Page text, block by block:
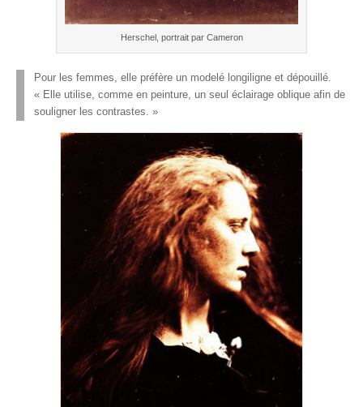
Herschel, portrait par Cameron
Pour les femmes, elle préfère un modelé longiligne et dépouillé.
« Elle utilise, comme en peinture, un seul éclairage oblique afin de
souligner les contrastes. »